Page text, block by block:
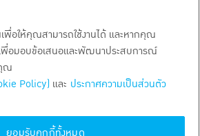
พื่อให้คุณสามารถใช้งานได้ และหากคุณ
พื่อมอบข้อเสนอและพัฒนาประสบการณ์
ณ
Policy) และ ประกาศความเป็นส่วนตัว